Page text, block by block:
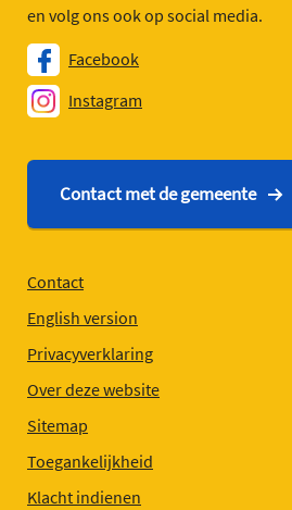
en volg ons ook op social media.
Facebook
Instagram
Contact met de gemeente
Contact
English version
Privacyverklaring
Over deze website
Sitemap
Toegankelijkheid
Klacht indienen